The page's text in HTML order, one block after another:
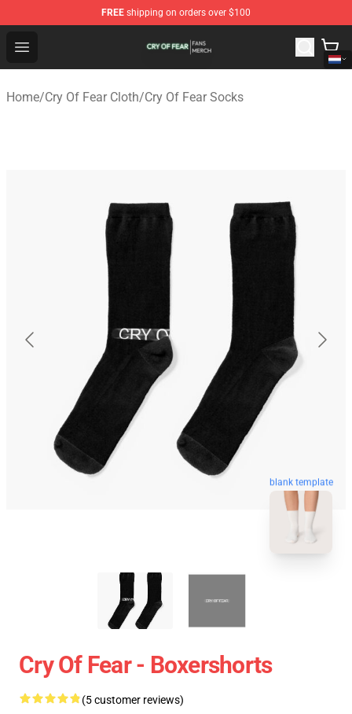
FREE shipping on orders over $100
Open menu
Cry Of Fear Shop - Official Cry Of Fear Merchandise Store
Home/Cry Of Fear Cloth/Cry Of Fear Socks
blank template
Cry Of Fear - Boxershorts
(5 customer reviews)